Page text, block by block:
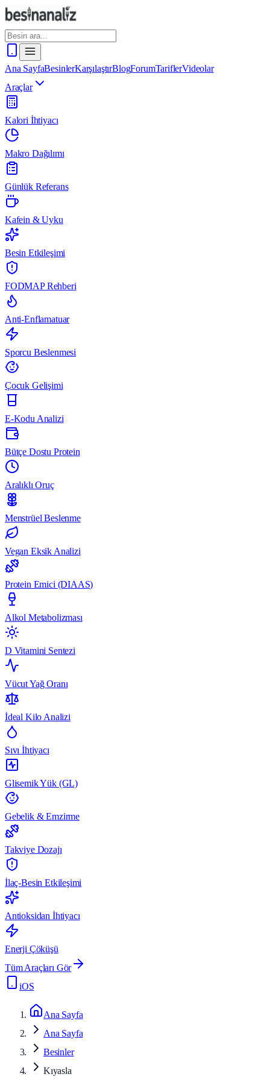
Ana SayfaBesinlerKarşılaştırBlogForumTariflerVideolar
Araçlar
Kalori İhtiyacı
Makro Dağılımı
Günlük Referans
Kafein & Uyku
Besin Etkileşimi
FODMAP Rehberi
Anti-Enflamatuar
Sporcu Beslenmesi
Çocuk Gelişimi
E-Kodu Analizi
Bütçe Dostu Protein
Aralıklı Oruç
Menstrüel Beslenme
Vegan Eksik Analizi
Protein Emici (DIAAS)
Alkol Metabolizması
D Vitamini Sentezi
Vücut Yağ Oranı
İdeal Kilo Analizi
Sıvı İhtiyacı
Glisemik Yük (GL)
Gebelik & Emzirme
Takviye Dozajı
İlaç-Besin Etkileşimi
Antioksidan İhtiyacı
Enerji Çöküşü
Tüm Araçları Gör
iOS
Ana Sayfa
Ana Sayfa
Besinler
Kıyasla